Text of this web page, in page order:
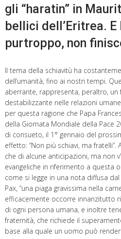
gli “haratin” in
bellici dell’Eritrea. E
purtroppo, non
Il tema della schiavitù ha
dell’umanità, fino ai nostri tempi.
aberrante, rappresenta, peraltro,
destabilizzante nelle relazioni
per questa ragione che Papa
della Giornata Mondiale della Pace
di consueto, il 1° gennaio del
effetto: “Non più schiavi, ma
che di alcune anticipazioni, ma non
evangeliche in riferimento a questa
come si legge in una nota diffusa
Pax, “una piaga gravissima nella
efficacemente occorre innanzitutto
di ogni persona umana, e inoltre
fraternità, che richiede il
base alla quale un uomo può